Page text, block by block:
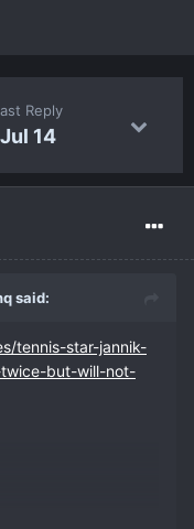
Reply
Jul 14
said:
tennis-star-jannik-
but-will-not-